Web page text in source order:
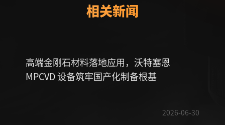
相关新闻
高端金刚石材料落地应用，沃特塞恩
MPCVD 设备筑牢国产化制备根基
2026-06-30